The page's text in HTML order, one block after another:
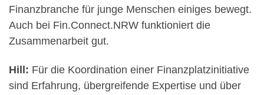
Finanzbranche für junge Menschen einiges bewegt.
Auch bei Fin.Connect.NRW funktioniert die
Zusammenarbeit gut.
Hill: Für die Koordination einer Finanzplatzinitiative
sind Erfahrung, übergreifende Expertise und über